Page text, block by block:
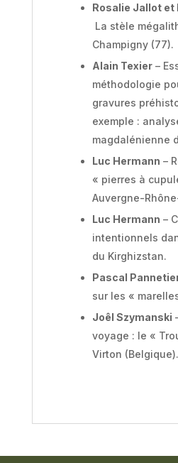
Rosalie Jallot et
La stèle
Champigny (77).
Alain Texier–
méthodologie
gravures
exemple :
magdalénienne
Luc Hermann –
« pierres à
Auvergne-
Luc Hermann –
intentionnels
du Kirghizstan.
Pascal
sur les «
Joêl Szymanski
voyage : le «
Virton (Belgique).